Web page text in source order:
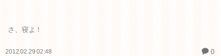
さ、寝よ！
2012.02.29 02:48 0